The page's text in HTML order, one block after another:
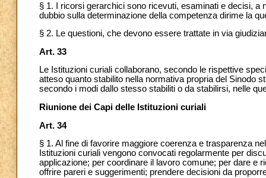
§ 1. I ricorsi gerarchici sono ricevuti, esaminati e decisi,
dubbio sulla determinazione della competenza dirime la
§ 2. Le questioni, che devono essere trattate in via
Art. 33
Le Istituzioni curiali collaborano, secondo le rispettive
atteso quanto stabilito nella normativa propria del Sinodo
secondo i modi dallo stesso stabiliti o da stabilirsi, nelle
Riunione dei Capi delle Istituzioni curiali
Art. 34
§ 1. Al fine di favorire maggiore coerenza e trasparenza
Istituzioni curiali vengono convocati regolarmente per
applicazione; per coordinare il lavoro comune; per dare e
offrire pareri e suggerimenti; prendere decisioni da